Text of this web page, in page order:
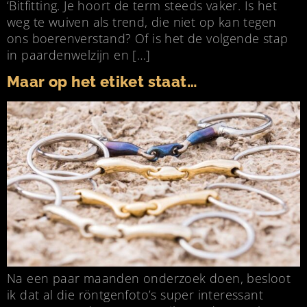
‘Bitfitting. Je hoort de term steeds vaker. Is het
weg te wuiven als trend, die niet op kan tegen
ons boerenverstand? Of is het de volgende stap
in paardenwelzijn en […]
Maar op het etiket staat…
Na een paar maanden onderzoek doen, besloot
ik dat al die röntgenfoto’s super interessant